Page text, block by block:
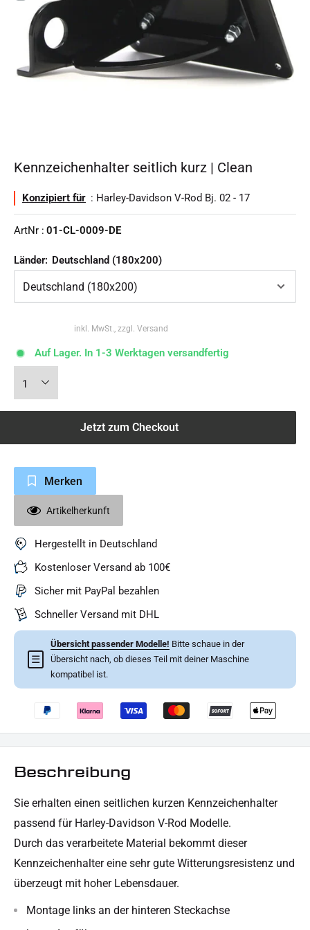
Kennzeichenhalter seitlich kurz | Clean
Konzipiert für : Harley-Davidson V-Rod Bj. 02 - 17
ArtNr : 01-CL-0009-DE
Länder: Deutschland (180x200)
inkl. MwSt., zzgl. Versand
Auf Lager. In 1-3 Werktagen versandfertig
Jetzt zum Checkout
Merken
Artikelherkunft
Hergestellt in Deutschland
Kostenloser Versand ab 100€
Sicher mit PayPal bezahlen
Schneller Versand mit DHL
☰
Übersicht passender Modelle! Bitte schaue in der
Übersicht nach, ob dieses Teil mit deiner Maschine
kompatibel ist.
Beschreibung
Sie erhalten einen seitlichen kurzen Kennzeichenhalter
passend für Harley-Davidson V-Rod Modelle.
Durch das verarbeitete Material bekommt dieser
Kennzeichenhalter eine sehr gute Witterungsresistenz und
überzeugt mit hoher Lebensdauer.
Montage links an der hinteren Steckachse